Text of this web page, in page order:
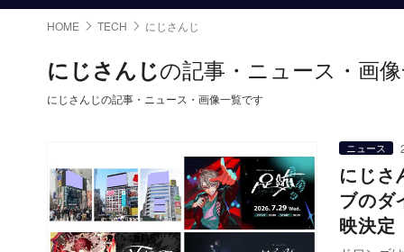
HOME TECH にじさんじ
にじさんじの記事・ニュース・画
にじさんじの記事・ニュース・画像一覧です
ニュース
にじさ
ブのダ
映決定